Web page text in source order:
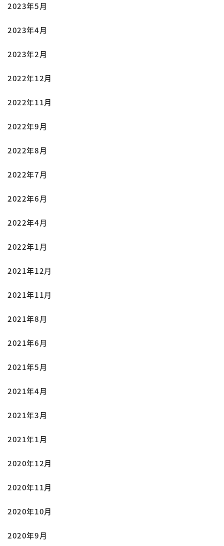
2023年5月
2023年4月
2023年2月
2022年12月
2022年11月
2022年9月
2022年8月
2022年7月
2022年6月
2022年4月
2022年1月
2021年12月
2021年11月
2021年8月
2021年6月
2021年5月
2021年4月
2021年3月
2021年1月
2020年12月
2020年11月
2020年10月
2020年9月